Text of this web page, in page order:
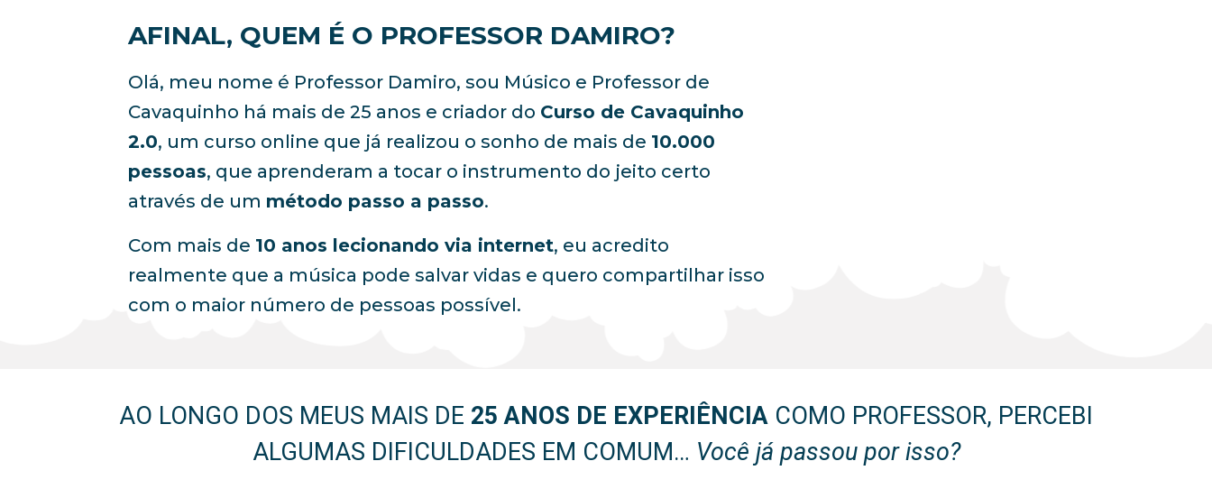
AFINAL, QUEM É O PROFESSOR DAMIRO?
Olá, meu nome é Professor Damiro, sou Músico e Professor de
Cavaquinho há mais de 25 anos e criador do Curso de Cavaquinho
2.0, um curso online que já realizou o sonho de mais de 10.000
pessoas, que aprenderam a tocar o instrumento do jeito certo
através de um método passo a passo.
Com mais de 10 anos lecionando via internet, eu acredito
realmente que a música pode salvar vidas e quero compartilhar isso
com o maior número de pessoas possível.
AO LONGO DOS MEUS MAIS DE 25 ANOS DE EXPERIÊNCIA COMO PROFESSOR, PERCEBI
ALGUMAS DIFICULDADES EM COMUM… Você já passou por isso?